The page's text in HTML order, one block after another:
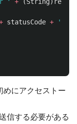
' + (String)
statusCode + '
めにアクセストー
信する必要がある